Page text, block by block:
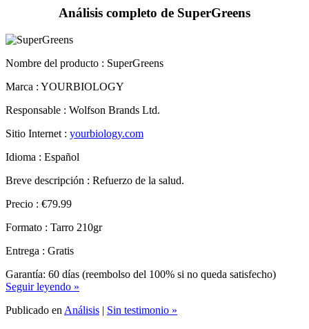
Nombre del producto :
Marca : YOURBIOLOGY
Responsable : Wolfson Brands Ltd.
Sitio Internet :yourbiology.com
Idioma : Español
Breve descripción : Refuerzo de la salud.
Precio : €79.99
Formato : Tarro 210gr
Entrega : Gratis
Garantía: 60 días (reembolso del 100% si no queda satisfecho)
Publicado enAnálisis
Publicado el 13 octubre 2025.